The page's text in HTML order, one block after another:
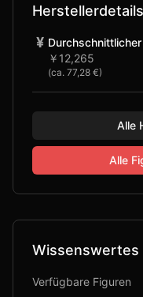
Herstellerdetails
¥ Durchschnittlicher
￥12,265
(ca. 77,28 €)
Alle
Alle
Wissenswertes
Verfügbare Figuren